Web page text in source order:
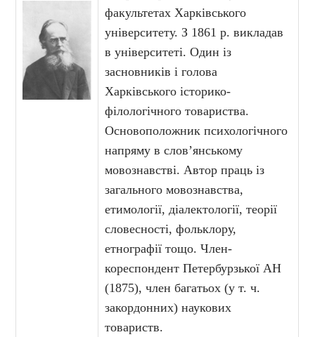
факультетах Харківського
університету. З 1861 р. викладав
в університеті. Один із
засновників і голова
Харківського історико-
філологічного товариства.
Основоположник психологічного
напряму в слов’янському
мовознавстві. Автор праць із
загального мовознавства,
етимології, діалектології, теорії
словесності, фольклору,
етнографії тощо. Член-
кореспондент Петербурзької АН
(1875), член багатьох (у т. ч.
закордонних) наукових
товариств.